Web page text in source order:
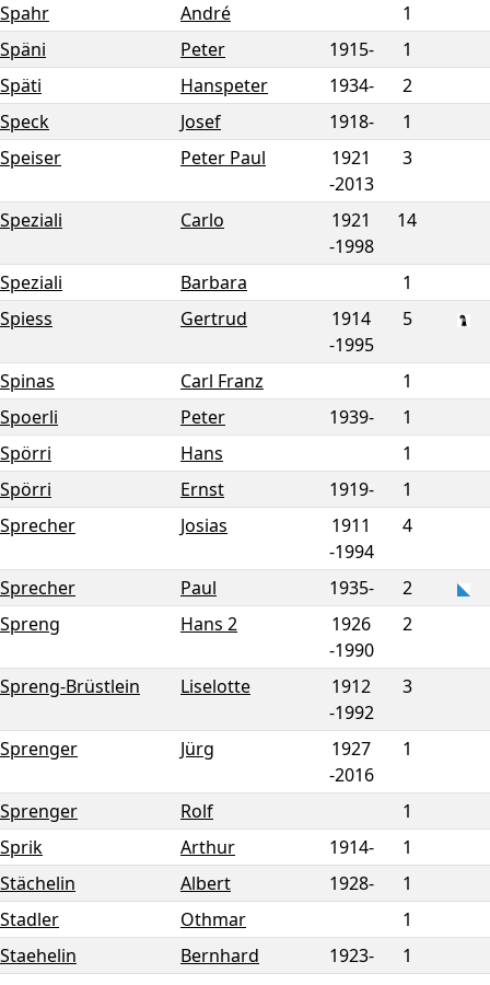
Spahr André
1
Späni
Peter 1915-
1
Späti
Hanspeter 1934-
2
Speck
Josef 1918-
1
Speiser
Peter Paul
1921
-2013
3
Speziali Carlo
1921
-1998
14
Speziali Barbara
1
Spiess
Gertrud
1914
-1995
5
Spinas Carl Franz
1
Spoerli
Peter 1939-
1
Spörri
Hans
1
Spörri
Ernst 1919-
1
Sprecher
Josias
1911
-1994
4
Sprecher Paul 1935-
2
Spreng
Hans 2
1926
-1990
2
Spreng-Brüstlein Liselotte
1912
-1992
3
Sprenger Jürg
1927
-2016
1
Sprenger Rolf
1
Sprik
Arthur 1914-
1
Stächelin
Albert 1928-
1
Stadler
Othmar
1
Staehelin
Bernhard 1923-
1